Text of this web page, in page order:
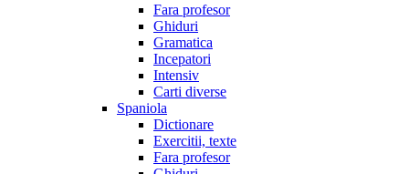
Fara profesor
Ghiduri
Gramatica
Incepatori
Intensiv
Carti diverse
Spaniola
Dictionare
Exercitii, texte
Fara profesor